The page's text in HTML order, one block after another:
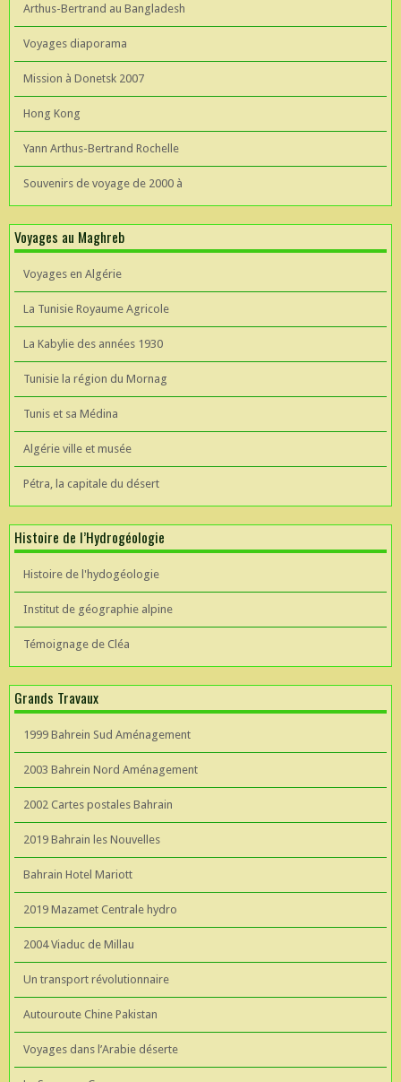
Arthus-Bertrand au Bangladesh
Voyages diaporama
Mission à Donetsk 2007
Hong Kong
Yann Arthus-Bertrand Rochelle
Souvenirs de voyage de 2000 à
Voyages au Maghreb
Voyages en Algérie
La Tunisie Royaume Agricole
La Kabylie des années 1930
Tunisie la région du Mornag
Tunis et sa Médina
Algérie ville et musée
Pétra, la capitale du désert
Histoire de l’Hydrogéologie
Histoire de l'hydogéologie
Institut de géographie alpine
Témoignage de Cléa
Grands Travaux
1999 Bahrein Sud Aménagement
2003 Bahrein Nord Aménagement
2002 Cartes postales Bahrain
2019 Bahrain les Nouvelles
Bahrain Hotel Mariott
2019 Mazamet Centrale hydro
2004 Viaduc de Millau
Un transport révolutionnaire
Autouroute Chine Pakistan
Voyages dans l’Arabie déserte